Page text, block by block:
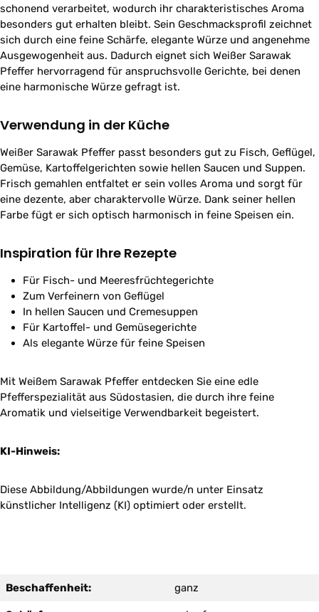
schonend verarbeitet, wodurch ihr charakteristisches Aroma
besonders gut erhalten bleibt. Sein Geschmacksprofil zeichnet
sich durch eine feine Schärfe, elegante Würze und angenehme
Ausgewogenheit aus. Dadurch eignet sich Weißer Sarawak
Pfeffer hervorragend für anspruchsvolle Gerichte, bei denen
eine harmonische Würze gefragt ist.
Verwendung in der Küche
Weißer Sarawak Pfeffer passt besonders gut zu Fisch, Geflügel,
Gemüse, Kartoffelgerichten sowie hellen Saucen und Suppen.
Frisch gemahlen entfaltet er sein volles Aroma und sorgt für
eine dezente, aber charaktervolle Würze. Dank seiner hellen
Farbe fügt er sich optisch harmonisch in feine Speisen ein.
Inspiration für Ihre Rezepte
Für Fisch- und Meeresfrüchtegerichte
Zum Verfeinern von Geflügel
In hellen Saucen und Cremesuppen
Für Kartoffel- und Gemüsegerichte
Als elegante Würze für feine Speisen
Mit Weißem Sarawak Pfeffer entdecken Sie eine edle
Pfefferspezialität aus Südostasien, die durch ihre feine
Aromatik und vielseitige Verwendbarkeit begeistert.
KI-Hinweis:
Diese Abbildung/Abbildungen wurde/n unter Einsatz
künstlicher Intelligenz (KI) optimiert oder erstellt.
Beschaffenheit: ganz